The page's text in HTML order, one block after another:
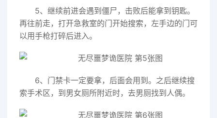
5、继续前进会遇到僵尸，击败后能拿到钥匙。
再往前走，打开急救室的门开始搜索，左手边的门可
以用手枪打碎后进入。
6、门禁卡一定要拿，后面会用到。之后继续搜
索手术区，到男女厕所附近时，去男厕找到人偶。